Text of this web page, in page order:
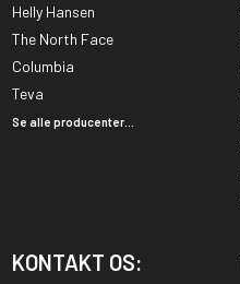
Helly Hansen
The North Face
Columbia
Teva
Se alle producenter...
KONTAKT OS: